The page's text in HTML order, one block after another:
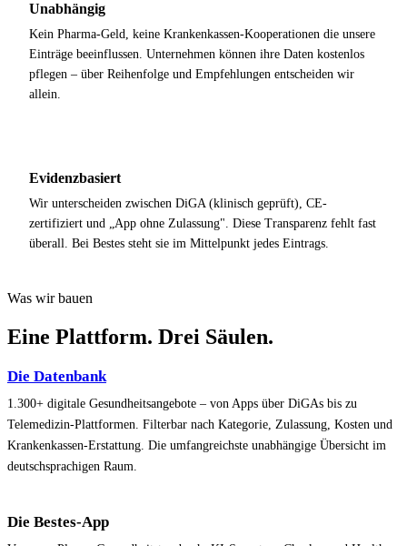
Unabhängig
Kein Pharma-Geld, keine Krankenkassen-Kooperationen die unsere
Einträge beeinflussen. Unternehmen können ihre Daten kostenlos
pflegen – über Reihenfolge und Empfehlungen entscheiden wir
allein.
Evidenzbasiert
Wir unterscheiden zwischen DiGA (klinisch geprüft), CE-
zertifiziert und „App ohne Zulassung". Diese Transparenz fehlt fast
überall. Bei Bestes steht sie im Mittelpunkt jedes Eintrags.
Was wir bauen
Eine Plattform. Drei Säulen.
Die Datenbank
1.300+ digitale Gesundheitsangebote – von Apps über DiGAs bis zu
Telemedizin-Plattformen. Filterbar nach Kategorie, Zulassung, Kosten und
Krankenkassen-Erstattung. Die umfangreichste unabhängige Übersicht im
deutschsprachigen Raum.
Die Bestes-App